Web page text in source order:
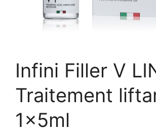
Infini Filler V
Traitement
1x5ml